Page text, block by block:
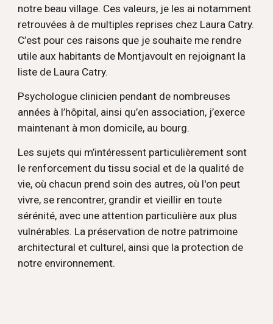
notre beau village. Ces valeurs, je les ai notamment
retrouvées à de multiples reprises chez Laura Catry.
C’est pour ces raisons que je souhaite me rendre
utile aux habitants de Montjavoult en rejoignant la
liste de Laura Catry.
Psychologue clinicien pendant de nombreuses
années à l’hôpital, ainsi qu’en association, j’exerce
maintenant à mon domicile, au bourg.
Les sujets qui m’intéressent particulièrement sont
le renforcement du tissu social et de la qualité de
vie, où chacun prend soin des autres, où l'on peut
vivre, se rencontrer, grandir et vieillir en toute
sérénité, avec une attention particulière aux plus
vulnérables. La préservation de notre patrimoine
architectural et culturel, ainsi que la protection de
notre environnement.